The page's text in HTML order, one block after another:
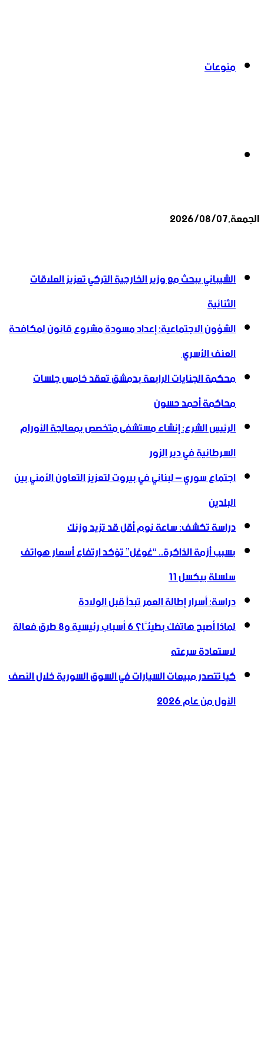
منوعات
الجمعة,2026/08/07
الشيباني يبحث مع وزير الخارجية التركي تعزيز العلاقات
الثنائية
الشؤون الاجتماعية: إعداد مسودة مشروع قانون لمكافحة
العنف الأسري ‏
محكمة الجنايات الرابعة بدمشق تعقد خامس جلسات
محاكمة أحمد حسون
الرئيس الشرع: إنشاء ‌‏مستشفى متخصص بمعالجة الأورام
السرطانية في دير الزور
اجتماع سوري – لبناني في بيروت لتعزيز التعاون ‏الأمني ‏بين
البلدين
دراسة تكشف: ساعة نوم أقل قد تزيد وزنك
بسبب أزمة الذاكرة.. “غوغل” تؤكد ارتفاع أسعار هواتف
سلسلة بيكسل 11
دراسة: أسرار إطالة العمر تبدأ قبل الولادة
لماذا أصبح هاتفك بطيئًا؟ 6 أسباب رئيسية و8 طرق فعالة
لاستعادة سرعته
كيا تتصدر مبيعات السيارات في السوق السورية خلال النصف
الأول من عام 2026